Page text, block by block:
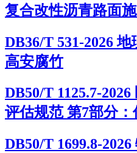
复合改性沥青路面
DB36/T 531-2026
高安腐竹
DB50/T 1125.7-
评估规范 第7部分
DB50/T 1699.8-